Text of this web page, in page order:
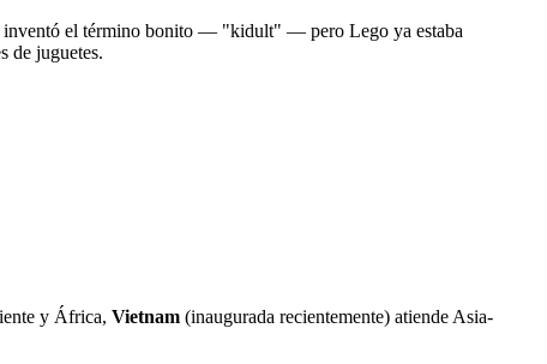
inventó el término bonito — "kidult" — pero Lego ya estaba
de juguetes.
y África, Vietnam (inaugurada recientemente) atiende Asia-